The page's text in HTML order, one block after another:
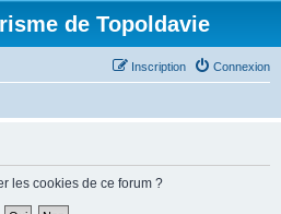
de Topoldavie
Connexion
Inscription
les cookies de ce forum ?